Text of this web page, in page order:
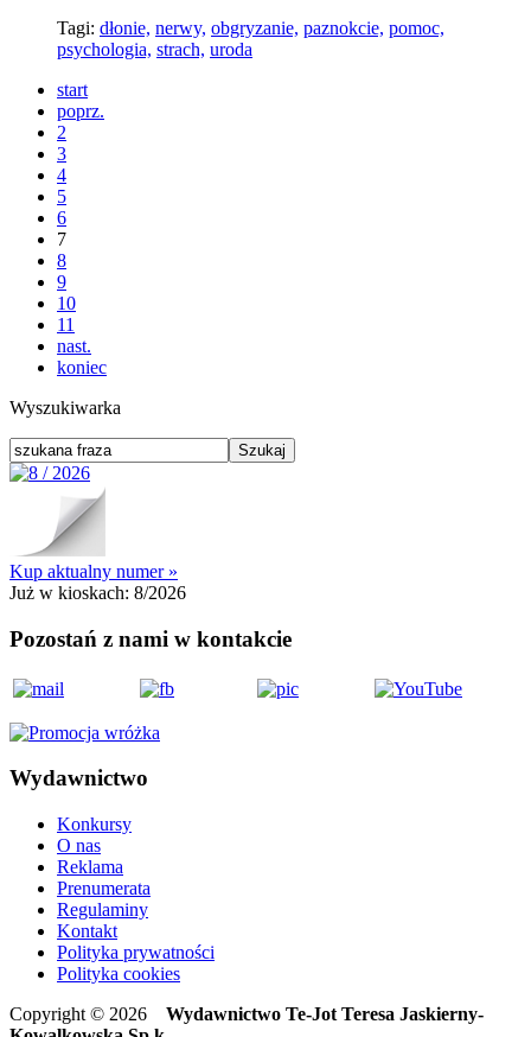
Tagi: dłonie, nerwy, obgryzanie, paznokcie, pomoc,
psychologia, strach, uroda
start
poprz.
2
3
4
5
6
7
8
9
10
11
nast.
koniec
Wyszukiwarka
Kup aktualny numer »
Już w kioskach: 8/2026
Pozostań z nami w kontakcie
Wydawnictwo
Konkursy
O nas
Reklama
Prenumerata
Regulaminy
Kontakt
Polityka prywatności
Polityka cookies
Copyright © 2026 Wydawnictwo Te-Jot Teresa Jaskierny-